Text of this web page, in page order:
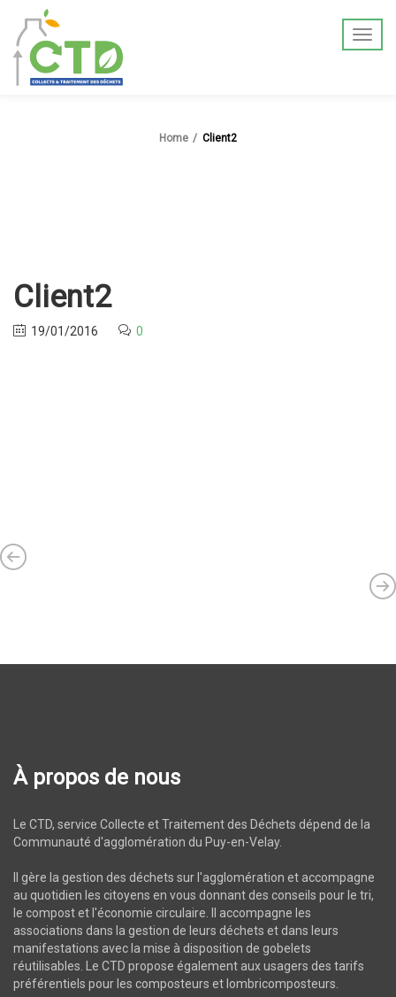
Home Client2
Client2
19/01/2016 0
À propos de nous
Le CTD, service Collecte et Traitement des Déchets dépend de la
Communauté d'agglomération du Puy-en-Velay.
Il gère la gestion des déchets sur l'agglomération et accompagne
au quotidien les citoyens en vous donnant des conseils pour le tri,
le compost et l'économie circulaire. Il accompagne les
associations dans la gestion de leurs déchets et dans leurs
manifestations avec la mise à disposition de gobelets
réutilisables. Le CTD propose également aux usagers des tarifs
préférentiels pour les composteurs et lombricomposteurs.